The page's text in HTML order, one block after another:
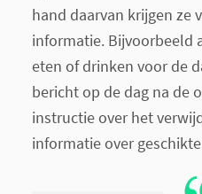
hand daarvan krijgen ze
informatie. Bijvoorbeeld
eten of drinken voor de
bericht op de dag na de
instructie over het
informatie over